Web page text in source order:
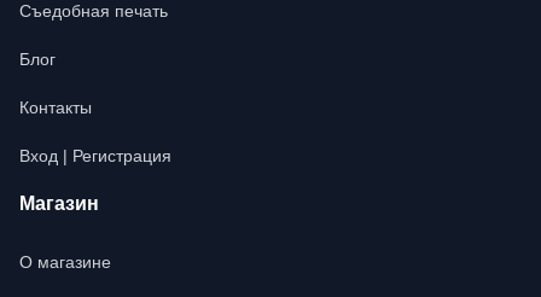
Съедобная печать
Блог
Контакты
Вход | Регистрация
Магазин
О магазине